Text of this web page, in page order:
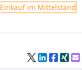
Einkauf im Mittelstand